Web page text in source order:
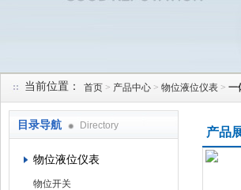
当前位置： 首页 > 产品中心 > 物位液位仪表 > 一
目录导航 Directory
物位液位仪表
物位开关
产品